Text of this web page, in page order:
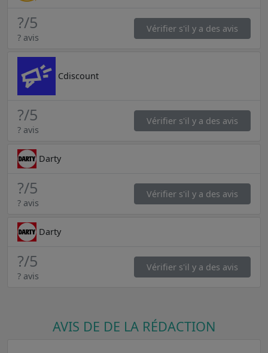
?/5
? avis
Vérifier s'il y a des avis
Cdiscount
?/5
? avis
Vérifier s'il y a des avis
Darty
?/5
? avis
Vérifier s'il y a des avis
Darty
?/5
? avis
Vérifier s'il y a des avis
AVIS DE DE LA RÉDACTION